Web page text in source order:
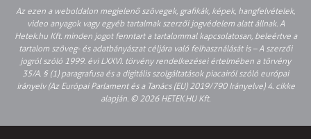
Az ezen a weboldalon megjelenő szövegek, grafikák, képek, hangfelvételek,
video anyagok vagy egyéb tartalmak szerzői jogvédelem alatt állnak. A
Hetek.hu Kft. minden jogot fenntart a tartalommal kapcsolatosan, beleértve a
tartalom szöveg- és adatbányászat céljára való felhasználását is – A szerzői
jogról szóló 1999. évi LXXVI. törvény rendelkezései értelmében a törvény
35/A. § (1) paragrafusa és a digitális szolgáltatások piacairól szóló európai
irányelv (Az Európai Parlament és a Tanács (EU) 2019/790 Irányelve) 4. cikke
alapján. © 2026 HETEK.HU Kft.